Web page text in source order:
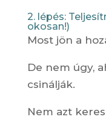
2. lépés:
okosan!)
Most jön a
De nem úgy,
csinálják.
Nem azt